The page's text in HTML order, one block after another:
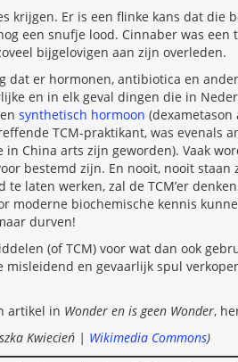
krijgen. Er is een flinke kans dat die
een snufje lood. Cinnaber was
bijgelovigen aan zijn overleden.
dat er hormonen, antibiotica en
en in elk geval dingen die in
synthetisch hormoon (dexametason
TCM-praktikant, was evenals
in China arts zijn geworden). Vaak
bestemd zijn. En nooit, nooit staan
laten werken, zal de TCM’er
moderne biochemische kennis
durven!
(of TCM) voor wat dan ook
misleidend en gevaarlijk spul
artikel in Wonder en is geen Wonder,
Kwiecień | Wikimedia Commons)